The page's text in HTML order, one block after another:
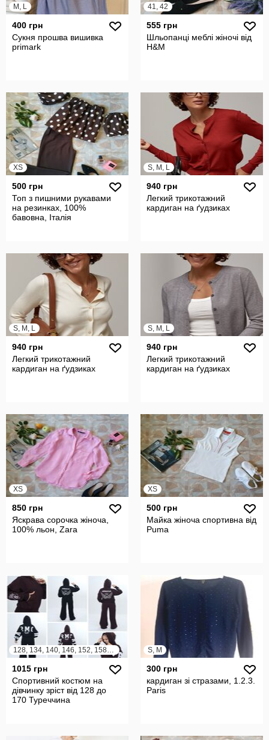
M, L
400 грн
Сукня прошва вишивка
primark
41, 42
555 грн
Шльопанці меблі жіночі від
H&M
XS
500 грн
Топ з пишними рукавами
на резинках, 100%
бавовна, Італія
S, M, L
940 грн
Легкий трикотажний
кардиган на ґудзиках
S, M, L
940 грн
Легкий трикотажний
кардиган на ґудзиках
S, M, L
940 грн
Легкий трикотажний
кардиган на ґудзиках
XS
850 грн
Яскрава сорочка жіноча,
100% льон, Zara
XS
500 грн
Майка жіноча спортивна від
Puma
128, 134, 140, 146, 152, 158, 164
1015 грн
Спортивний костюм на
дівчинку зріст від 128 до
170 Туреччина
S, M
300 грн
кардиган зі стразами, 1.2.3.
Paris